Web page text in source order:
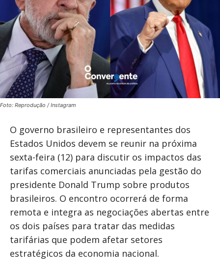
Foto: Reprodução / Instagram
O governo brasileiro e representantes dos
Estados Unidos devem se reunir na próxima
sexta-feira (12) para discutir os impactos das
tarifas comerciais anunciadas pela gestão do
presidente Donald Trump sobre produtos
brasileiros. O encontro ocorrerá de forma
remota e integra as negociações abertas entre
os dois países para tratar das medidas
tarifárias que podem afetar setores
estratégicos da economia nacional.